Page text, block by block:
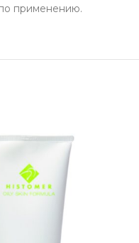
применению.